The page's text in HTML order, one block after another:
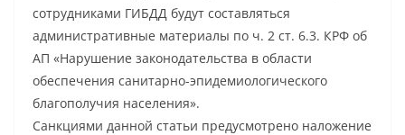
сотрудниками ГИБДД будут составляться
административные материалы по ч. 2 ст. 6.3. КРФ об
АП «Нарушение законодательства в области
обеспечения санитарно-эпидемиологического
благополучия населения».
Санкциями данной статьи предусмотрено наложение